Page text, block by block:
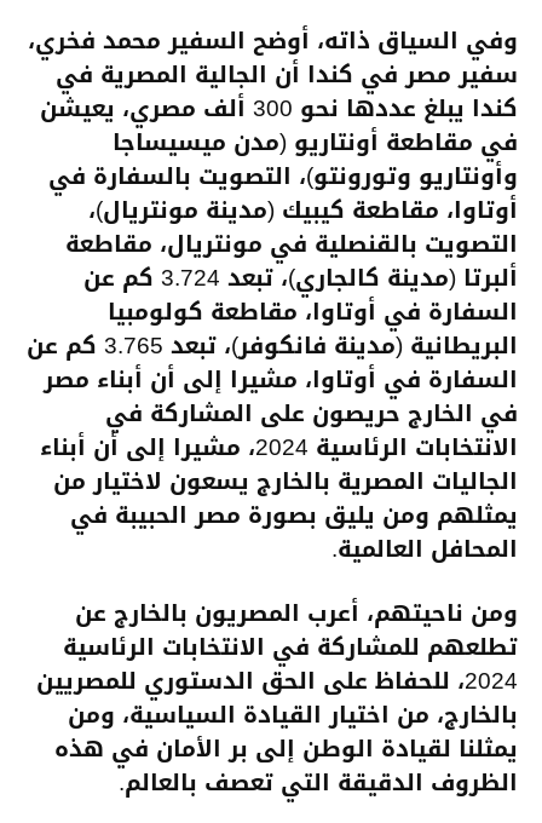
وفي السياق ذاته، أوضح السفير محمد فخري،
سفير مصر في كندا أن الجالية المصرية في
كندا يبلغ عددها نحو 300 ألف مصري، يعيشن
في مقاطعة أونتاريو (مدن ميسيساجا
وأونتاريو وتورونتو)، التصويت بالسفارة في
أوتاوا، مقاطعة كيبيك (مدينة مونتريال)،
التصويت بالقنصلية في مونتريال، مقاطعة
ألبرتا (مدينة كالجاري)، تبعد 3.724 كم عن
السفارة في أوتاوا، مقاطعة كولومبيا
البريطانية (مدينة فانكوفر)، تبعد 3.765 كم عن
السفارة في أوتاوا، مشيرا إلى أن أبناء مصر
في الخارج حريصون على المشاركة في
الانتخابات الرئاسية 2024، مشيرا إلى أن أبناء
الجاليات المصرية بالخارج يسعون لاختيار من
يمثلهم ومن يليق بصورة مصر الحبيبة في
المحافل العالمية.
ومن ناحيتهم، أعرب المصريون بالخارج عن
تطلعهم للمشاركة في الانتخابات الرئاسية
2024، للحفاظ على الحق الدستوري للمصريين
بالخارج، من اختيار القيادة السياسية، ومن
يمثلنا لقيادة الوطن إلى بر الأمان في هذه
الظروف الدقيقة التي تعصف بالعالم.